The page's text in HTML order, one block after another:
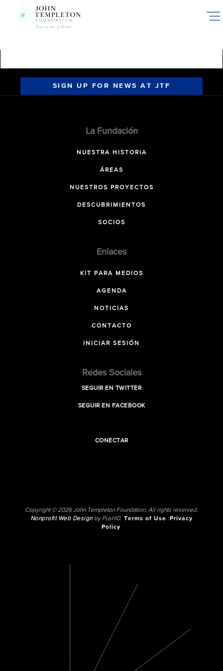
SIGN UP FOR NEWS AT JTF
La Fundación
NUESTRA HISTORIA
ÁREAS
NUESTROS PROYECTOS
DESCUBRIMIENTOS
SOCIOS
Enlaces
KIT PARA MEDIOS
AGENDA
NOTICIAS
CONTACTO
INICIAR SESIÓN
Redes Sociales
SEGUIR EN TWITTER
SEGUIR EN FACEBOOK
CONECTAR
Copyright © 2026 John Templeton Foundation. All rights reserved.
Nonprofit Web Designby Push10. Terms of Use
Privacy
Policy